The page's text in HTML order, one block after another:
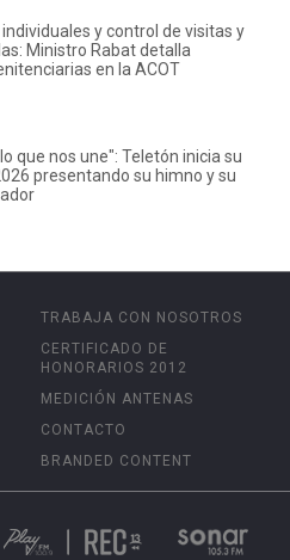
y control de visitas y
Ministro Rabat detalla
en la ACOT
que nos une": Teletón inicia su
presentando su himno y su
TRABAJA CON NOSOTROS
CERTIFICADO DE
HONORARIOS 2012
MEDICIÓN ANTENAS
CONTACTO
BRANDED CONTENT